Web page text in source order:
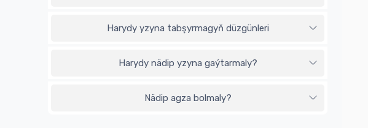
Harydy yzyna tabşyrmagyň düzgünleri
Harydy nädip yzyna gaýtarmaly?
Nädip agza bolmaly?